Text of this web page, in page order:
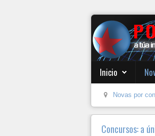
Inicio
Novas por
Concursos: a